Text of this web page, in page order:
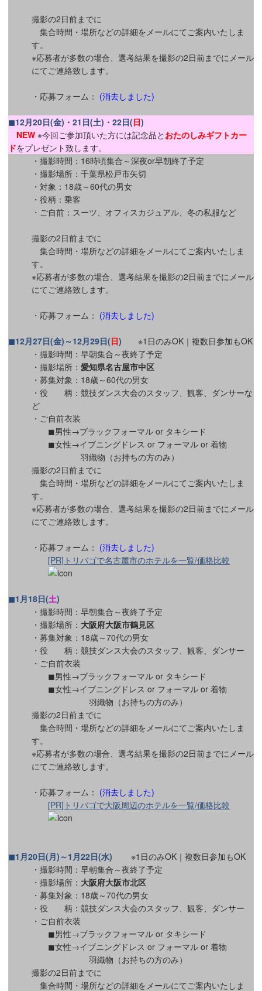
撮影の2日前までに
集合時間・場所などの詳細をメールにてご案内いたしま
す。
※応募者が多数の場合、選考結果を撮影の2日前までにメール
にてご連絡致します。
・応募フォーム： (消去しました)
◼12月20日(金)・21日(土)・22日(日)
NEW ※今回ご参加頂いた方には記念品と おたのしみギフトカー
ドをプレゼント致します。
・撮影時間：16時頃集合～深夜or早朝終了予定
・撮影場所：千葉県松戸市矢切
・対象：18歳～60代の男女
・役柄：乗客
・ご自前：スーツ、オフィスカジュアル、冬の私服など
撮影の2日前までに
集合時間・場所などの詳細をメールにてご案内いたしま
す。
※応募者が多数の場合、選考結果を撮影の2日前までにメール
にてご連絡致します。
・応募フォーム： (消去しました)
◼12月27日(金)～12月29日(日) ※1日のみOK｜複数日参加もOK
・撮影時間：早朝集合～夜終了予定
・撮影場所： 愛知県名古屋市中区
・募集対象：18歳～60代の男女
・役 柄：競技ダンス大会のスタッフ、観客、ダンサーな
ど
・ご自前衣装
◼︎男性→ブラックフォーマル or タキシード
◼︎女性→イブニングドレス or フォーマル or 着物
羽織物（お持ちの方のみ）
撮影の2日前までに
集合時間・場所などの詳細をメールにてご案内いたしま
す。
※応募者が多数の場合、選考結果を撮影の2日前までにメール
にてご連絡致します。
・応募フォーム： (消去しました)
[PR]トリバゴで名古屋市のホテルを一覧/価格比較
◼1月18日(土)
・撮影時間：早朝集合～夜終了予定
・撮影場所： 大阪府大阪市鶴見区
・募集対象：18歳～70代の男女
・役 柄：競技ダンス大会のスタッフ、観客、ダンサー
・ご自前衣装
◼︎男性→ブラックフォーマル or タキシード
◼︎女性→イブニングドレス or フォーマル or 着物
羽織物（お持ちの方のみ）
撮影の2日前までに
集合時間・場所などの詳細をメールにてご案内いたしま
す。
※応募者が多数の場合、選考結果を撮影の2日前までにメール
にてご連絡致します。
・応募フォーム： (消去しました)
[PR]トリバゴで大阪周辺のホテルを一覧/価格比較
◼1月20日(月)～1月22日(水) ※1日のみOK｜複数日参加もOK
・撮影時間：早朝集合～夜終了予定
・撮影場所： 大阪府大阪市北区
・募集対象：18歳～70代の男女
・役 柄：競技ダンス大会のスタッフ、観客、ダンサー
・ご自前衣装
◼︎男性→ブラックフォーマル or タキシード
◼︎女性→イブニングドレス or フォーマル or 着物
羽織物（お持ちの方のみ）
撮影の2日前までに
集合時間・場所などの詳細をメールにてご案内いたしま